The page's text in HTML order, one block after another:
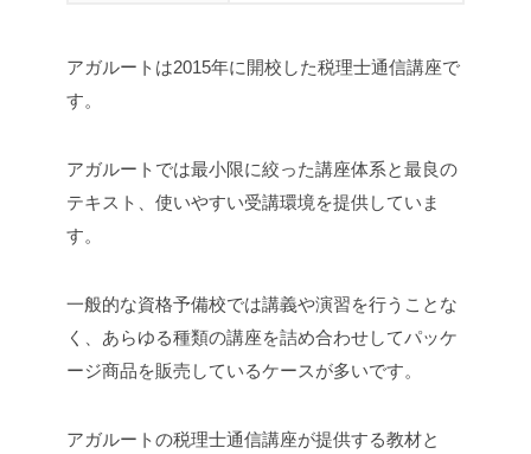
アガルートは2015年に開校した税理士通信講座で
す。
アガルートでは最小限に絞った講座体系と最良の
テキスト、使いやすい受講環境を提供していま
す。
一般的な資格予備校では講義や演習を行うことな
く、あらゆる種類の講座を詰め合わせしてパッケ
ージ商品を販売しているケースが多いです。
アガルートの税理士通信講座が提供する教材と